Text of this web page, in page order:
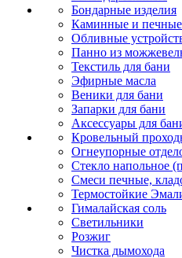
Бондарные изделия
Каминные и печные
Обливные
Панно из
Текстиль для бани
Эфирные масла
Веники для бани
Запарки для бани
Аксессуары для
Кровельный
Огнеупорные
Стекло напольное
Смеси печные,
Термостойкие
Гималайская соль
Светильники
Розжиг
Чистка дымохода